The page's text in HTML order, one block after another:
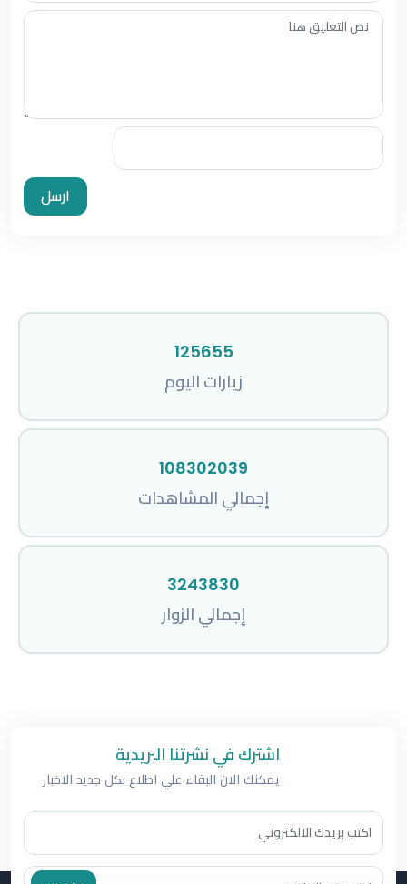
ارسل
125655
زيارات اليوم
108302039
إجمالي المشاهدات
3243830
إجمالي الزوار
اشترك في نشرتنا البريدية
يمكنك الان البقاء علي اطلاع بكل جديد الاخبار